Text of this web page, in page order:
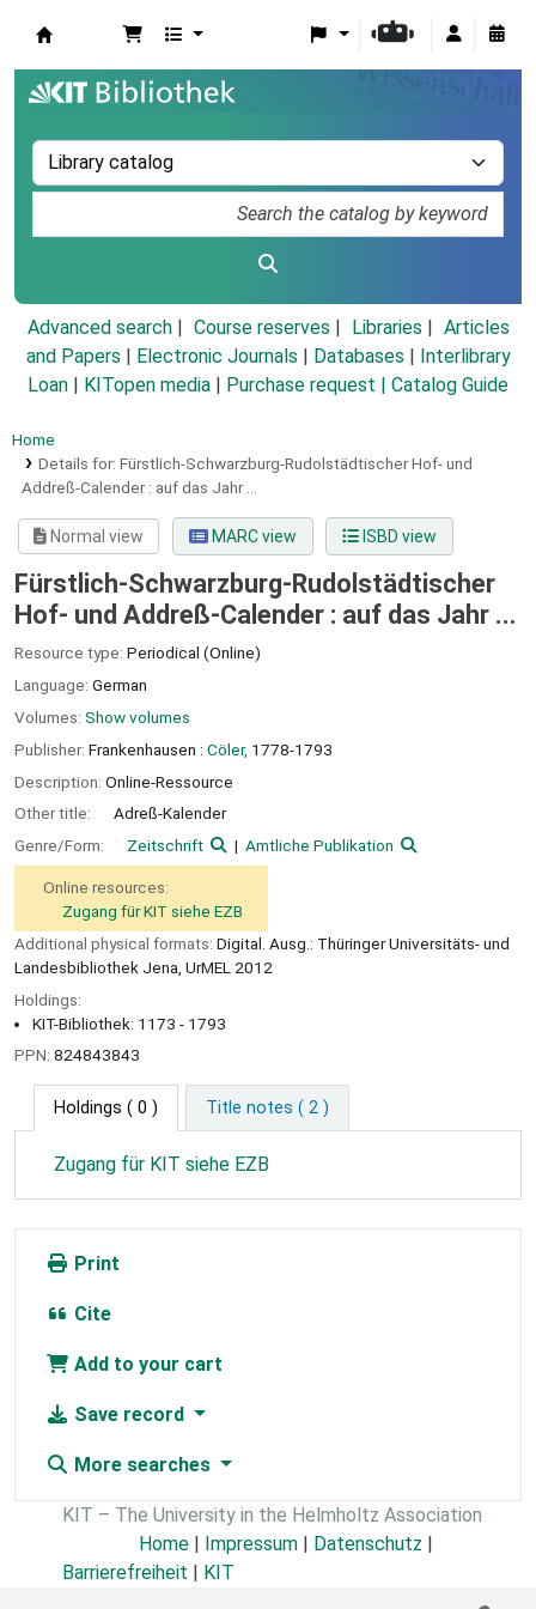
Advanced search Course reserves Libraries
Articles
and Papers
Electronic Journals Databases
Interlibrary
Loan
KITopen media Purchase request | Catalog Guide
Home
Details for: Fürstlich-Schwarzburg-Rudolstädtischer Hof- und
Addreß-Calender : auf das Jahr ...
Normal view MARC view ISBD view
Fürstlich-Schwarzburg-Rudolstädtischer
Hof- und Addreß-Calender : auf das Jahr ...
Resource type: Periodical (Online)
Language: German
Volumes: Show volumes
Publisher: Frankenhausen : Cöler, 1778-1793
Description: Online-Ressource
Other title:
Adreß-Kalender
Genre/Form:
Zeitschrift Amtliche Publikation
Online resources:
Zugang für KIT siehe EZB
Additional physical formats: Digital. Ausg.: Thüringer Universitäts- und
Landesbibliothek Jena, UrMEL 2012
Holdings:
KIT-Bibliothek: 1173 - 1793
PPN: 824843843
Holdings ( 0 ) Title notes ( 2 )
Zugang für KIT siehe EZB
Print
Cite
Add to your cart
Save record
More searches
KIT – The University in the Helmholtz Association
Home | Impressum | Datenschutz |
Barrierefreiheit | KIT